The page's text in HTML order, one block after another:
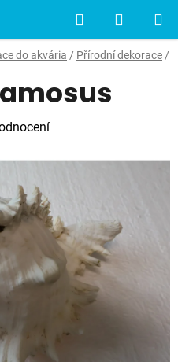
Hledat
KOŠÍK
do akvária / Přírodní dekorace /